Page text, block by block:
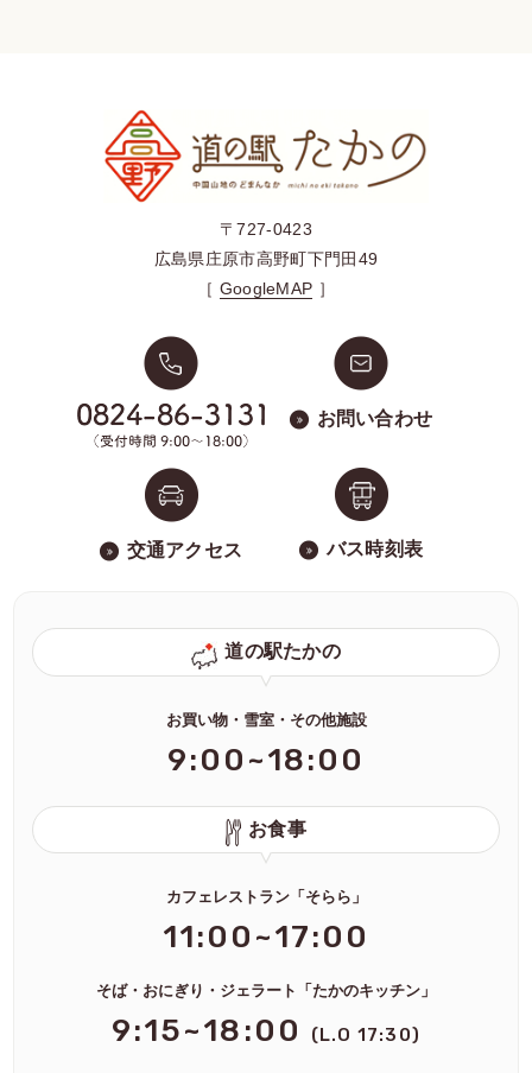
〒727-0423
広島県庄原市高野町下門田49
［ GoogleMAP ］
お問い合わせ
交通アクセス バス時刻表
道の駅たかの
お買い物・雪室・その他施設
9:00~18:00
お食事
カフェレストラン「そらら」
11:00~17:00
そば・おにぎり・ジェラート「たかのキッチン」
9:15~18:00 (L.O 17:30)